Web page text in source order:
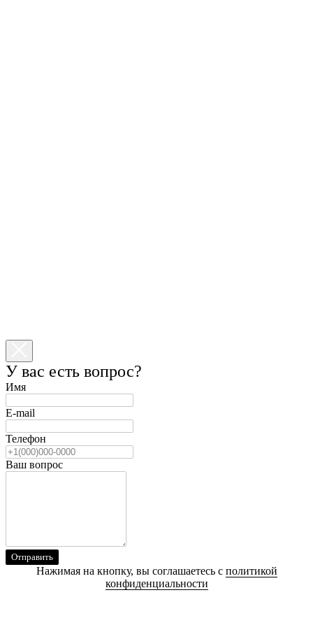
У вас есть вопрос?
Имя
E-mail
Телефон
Ваш вопрос
Отправить
Нажимая на кнопку, вы соглашаетесь с политикой
конфиденциальности